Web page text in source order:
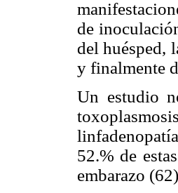
de
del huésped,
y finalmente
Un estudio
52.% de
embarazo